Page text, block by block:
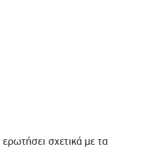
σχετικά με τα